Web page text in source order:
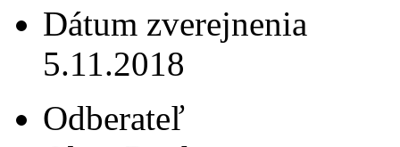
Dátum zverejnenia
5.11.2018
Odberateľ